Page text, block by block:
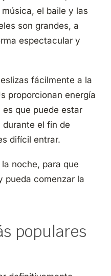
el baile y las
son grandes, a
espectacular y
fácilmente a la
proporcionan energía
que puede estar
el fin de
difícil entrar.
noche, para que
pueda comenzar la
populares